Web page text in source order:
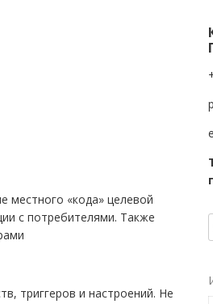
местного «кода» целевой
с потребителями. Также
триггеров и настроений. Не